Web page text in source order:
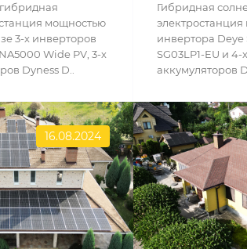
мощностью
3-х инверторов
Wide PV, 3-х
Dyness D..
Гибридная
электростанция
инвертора Deye
SG03LP1-EU и 4-х
аккумуляторов
16.08.2024